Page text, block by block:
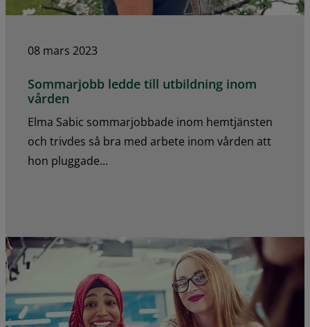
08 mars 2023
Sommarjobb ledde till utbildning inom
vården
Elma Sabic sommarjobbade inom hemtjänsten
och trivdes så bra med arbete inom vården att
hon pluggade...